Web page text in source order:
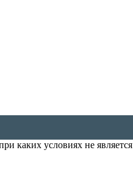
каких условиях не является